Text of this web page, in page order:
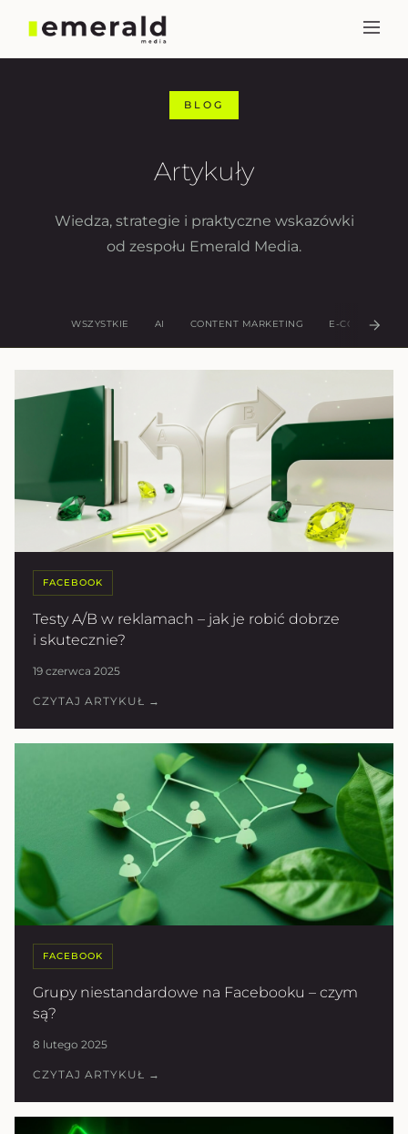
BLOG
Artykuły
Wiedza, strategie i praktyczne wskazówki
od zespołu Emerald Media.
WSZYSTKIE AI CONTENT MARKETING E-COMMERCE
FACEBOOK
Testy A/B w reklamach – jak je robić dobrze
i skutecznie?
19 czerwca 2025
CZYTAJ ARTYKUŁ →
FACEBOOK
Grupy niestandardowe na Facebooku – czym
są?
8 lutego 2025
CZYTAJ ARTYKUŁ →